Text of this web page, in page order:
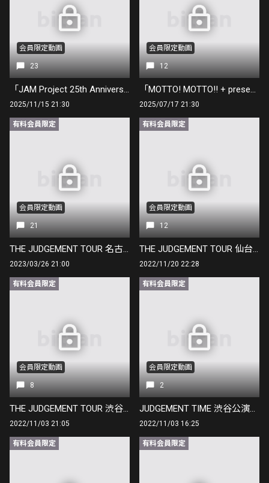
会員限定動画
23
「JAM Project 25th Anniversary Live FINAL COUNTDOWN」🔥初日開幕🔥 終演直後！
2025/11/15 21:30
会員限定動画
12
「MOTTO! MOTTO!! + presents JAM PARTY 2025 ～ We Can Fly ! ～」 終演直後！
2025/07/17 21:30
有料会員限定
会員限定動画
21
THE JUDGEMENT TOUR 名古屋公演 終演直後！
2023/03/26 21:00
有料会員限定
会員限定動画
12
THE JUDGEMENT TOUR 仙台公演 終演直後！
2022/11/20 22:28
有料会員限定
会員限定動画
8
THE JUDGEMENT TOUR 渋谷公演2日目 終演直後！
2022/11/03 21:05
有料会員限定
会員限定動画
2
JUDGEMENT TIME 渋谷公演の正解２…！
2022/11/03 16:25
有料会員限定 有料会員限定